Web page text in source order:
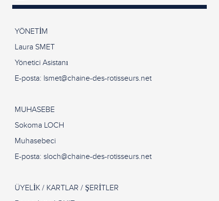
YÖNETİM
Laura SMET
Yönetici Asistanı
E-posta: lsmet@chaine-des-rotisseurs.net
MUHASEBE
Sokoma LOCH
Muhasebeci
E-posta: sloch@chaine-des-rotisseurs.net
ÜYELİK / KARTLAR / ŞERİTLER